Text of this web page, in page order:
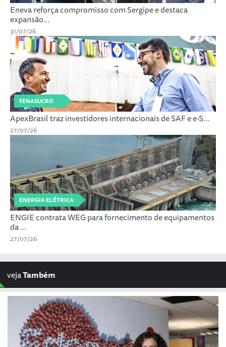
Eneva reforça compromisso com Sergipe e destaca
expansão...
31/07/26
FENASUCRO
ApexBrasil traz investidores internacionais de SAF e e-S...
27/07/26
ENERGIA ELÉTRICA
ENGIE contrata WEG para fornecimento de equipamentos
da ...
27/07/26
vejaTambém